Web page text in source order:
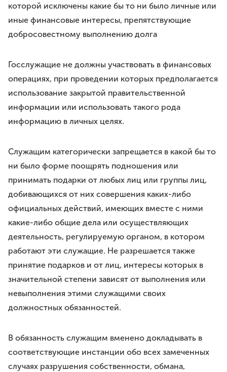
которой исключены какие бы то ни было личные или
иные финансовые интересы, препятствующие
добросовестному выполнению долга
Госслужащие не должны участвовать в финансовых
операциях, при проведении которых предполагается
использование закрытой правительственной
информации или использовать такого рода
информацию в личных целях.
Служащим категорически запрещается в какой бы то
ни было форме поощрять подношения или
принимать подарки от любых лиц или группы лиц,
добивающихся от них совершения каких-либо
официальных действий, имеющих вместе с ними
какие-либо общие дела или осуществляющих
деятельность, регулируемую органом, в котором
работают эти служащие. Не разрешается также
принятие подарков и от лиц, интересы которых в
значительной степени зависят от выполнения или
невыполнения этими служащими своих
должностных обязанностей.
В обязанность служащим вменено докладывать в
соответствующие инстанции обо всех замеченных
случаях разрушения собственности, обмана,